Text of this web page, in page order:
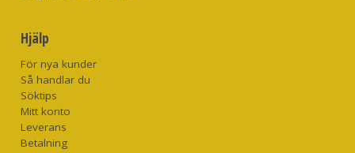
Hjälp
För nya kunder
Så handlar du
Söktips
Mitt konto
Leverans
Betalning